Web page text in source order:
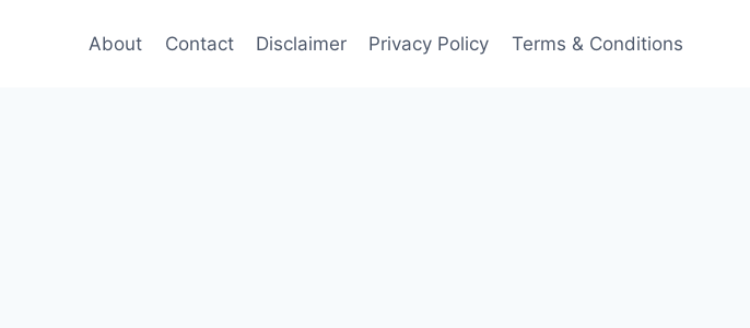
About Contact Disclaimer Privacy Policy Terms & Conditions